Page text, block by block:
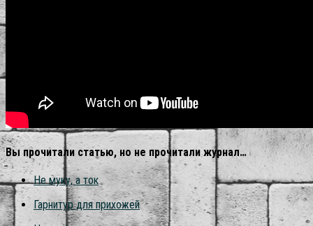
Вы прочитали статью, но не прочитали журнал…
Не муку, а ток
Гарнитур для прихожей